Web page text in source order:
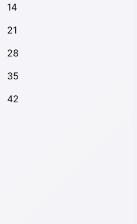
14
21
28
35
42